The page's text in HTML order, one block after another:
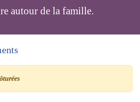
autour de la famille.